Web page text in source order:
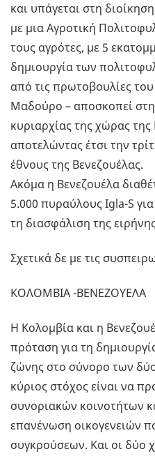
και υπάγεται στη
με μια Αγροτική
τους αγρότες, με 5
δημιουργία των
από τις πρωτοβουλίες
Μαδούρο – αποσκοπεί
κυριαρχίας της χώρας της
αποτελώντας έτσι την
έθνους της Βενεζουέλας.
Ακόμα η Βενεζουέλα
5.000 πυραύλους Igla-S
τη διασφάλιση της
Σχετικά δε με τις
ΚΟΛΟΜΒΙΑ -ΒΕΝΕΖΟΥΕΛΑ
Η Κολομβία και η
πρόταση για τη
ζώνης στο σύνορο των
κύριος στόχος είναι να
συνοριακών κοινοτήτων
επανένωση οικογενειών
συγκρούσεων. Και οι δύο